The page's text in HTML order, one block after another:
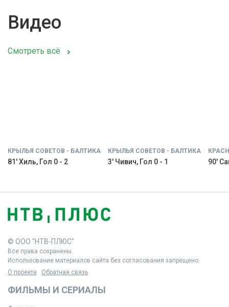
Видео
Смотреть всё
КРЫЛЬЯ СОВЕТОВ - БАЛТИКА
81' Хиль, Гол 0 - 2
КРЫЛЬЯ СОВЕТОВ - БАЛТИКА
3' Чивич, Гол 0 - 1 90'
© ООО "НТВ-ПЛЮС"
Все права сохранены.
Использование материалов сайта без согласования запрещено.
О проекте
Обратная связь
ФИЛЬМЫ И СЕРИАЛЫ